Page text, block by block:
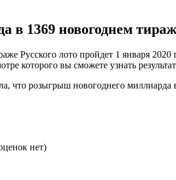
1369 новогоднем
Русского лото пройдет 1 января
которого вы сможете узнать
что розыгрыш новогоднего
нет)